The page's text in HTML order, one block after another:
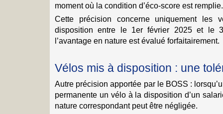
moment où la condition d’éco-score est remplie.
Cette précision concerne uniquement les
disposition entre le 1er février 2025 et le
l’avantage en nature est évalué forfaitairement.
Vélos mis à disposition : une
Autre précision apportée par le BOSS :
permanente un vélo à la disposition d’un
nature correspondant peut être négligée.